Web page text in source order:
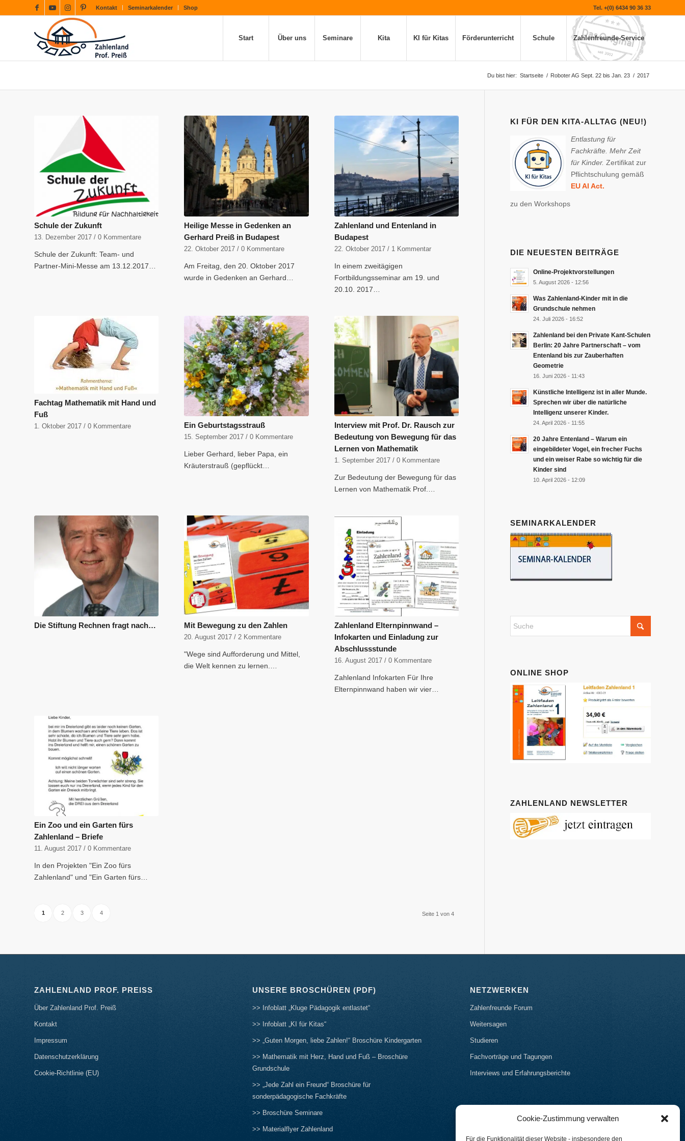
Cookie-Zustimmung verwalten
Für die Funktionalität dieser Website - insbesondere den
Kontakt Seminarkalender Shop Tel. +(0) 6434 90 36 33
Start Über uns Seminare Kita KI für Kitas Förderunterricht Schule Zahlenfreunde-Service
Du bist hier: Startseite / Roboter AG Sept. 22 bis Jan. 23 / 2017
Schule der Zukunft
13. Dezember 2017 / 0 Kommentare
Schule der Zukunft: Team- und
Partner-Mini-Messe am 13.12.2017…
Heilige Messe in Gedenken an
Gerhard Preiß in Budapest
22. Oktober 2017 / 0 Kommentare
Am Freitag, den 20. Oktober 2017
wurde in Gedenken an Gerhard…
Zahlenland und Entenland in
Budapest
22. Oktober 2017 / 1 Kommentar
In einem zweitägigen
Fortbildungsseminar am 19. und
20.10. 2017…
Fachtag Mathematik mit Hand und
Fuß
1. Oktober 2017 / 0 Kommentare Ein Geburtstagsstrauß
15. September 2017 / 0 Kommentare
Lieber Gerhard, lieber Papa, ein
Kräuterstrauß (gepflückt…
Interview mit Prof. Dr. Rausch zur
Bedeutung von Bewegung für das
Lernen von Mathematik
1. September 2017 / 0 Kommentare
Zur Bedeutung der Bewegung für das
Lernen von Mathematik Prof.…
Die Stiftung Rechnen fragt nach… Mit Bewegung zu den Zahlen
20. August 2017 / 2 Kommentare
"Wege sind Aufforderung und Mittel,
die Welt kennen zu lernen.…
Zahlenland Elternpinnwand –
Infokarten und Einladung zur
Abschlussstunde
16. August 2017 / 0 Kommentare
Zahlenland Infokarten Für Ihre
Elternpinnwand haben wir vier…
Ein Zoo und ein Garten fürs
Zahlenland – Briefe
11. August 2017 / 0 Kommentare
In den Projekten "Ein Zoo fürs
Zahlenland" und "Ein Garten fürs…
Seite 1 von 4
1 2 3 4
KI FÜR DEN KITA-ALLTAG (NEU!)
Entlastung für
Fachkräfte. Mehr Zeit
für Kinder.Zertifikat zur
Pflichtschulung gemäß
EU AI Act.
zu den Workshops
DIE NEUESTEN BEITRÄGE
Online-Projektvorstellungen
5. August 2026 - 12:56
Was Zahlenland-Kinder mit in die
Grundschule nehmen
24. Juli 2026 - 16:52
Zahlenland bei den Private Kant-Schulen
Berlin: 20 Jahre Partnerschaft – vom
Entenland bis zur Zauberhaften
Geometrie
16. Juni 2026 - 11:43
Künstliche Intelligenz ist in aller Munde.
Sprechen wir über die natürliche
Intelligenz unserer Kinder.
24. April 2026 - 11:55
20 Jahre Entenland – Warum ein
eingebildeter Vogel, ein frecher Fuchs
und ein weiser Rabe so wichtig für die
Kinder sind
10. April 2026 - 12:09
SEMINARKALENDER
ONLINE SHOP
ZAHLENLAND NEWSLETTER
ZAHLENLAND PROF. PREISS
Über Zahlenland Prof. Preiß
Kontakt
Impressum
Datenschutzerklärung
Cookie-Richtlinie (EU)
UNSERE BROSCHÜREN (PDF)
>> Infoblatt „Kluge Pädagogik entlastet“
>> Infoblatt „KI für Kitas“
>> „Guten Morgen, liebe Zahlen!“ Broschüre Kindergarten
>> Mathematik mit Herz, Hand und Fuß – Broschüre
Grundschule
>> „Jede Zahl ein Freund“ Broschüre für
sonderpädagogische Fachkräfte
>> Broschüre Seminare
>> Materialflyer Zahlenland
NETZWERKEN
Zahlenfreunde Forum
Weitersagen
Studieren
Fachvorträge und Tagungen
Interviews und Erfahrungsberichte